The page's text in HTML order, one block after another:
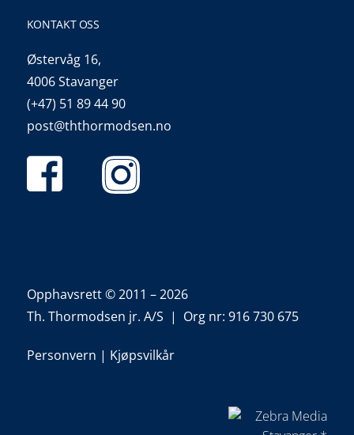
KONTAKT OSS
Østervåg 16,
4006 Stavanger
(+47) 51 89 44 90
post@ththormodsen.no
Opphavsrett © 2011 – 2026
Th. Thormodsen jr. A/S | Org nr: 916 730 675
Personvern | Kjøpsvilkår